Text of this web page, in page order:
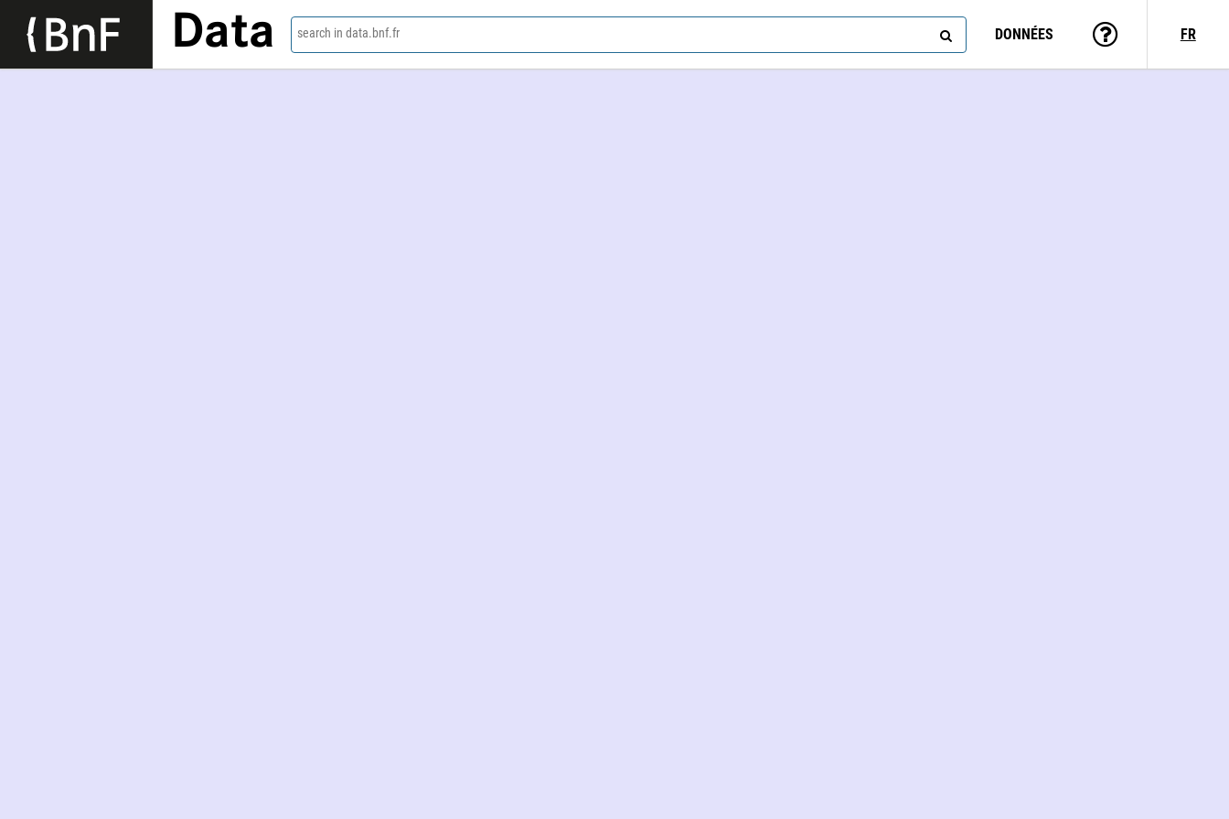
Data search in data.bnf.fr DONNÉES FR